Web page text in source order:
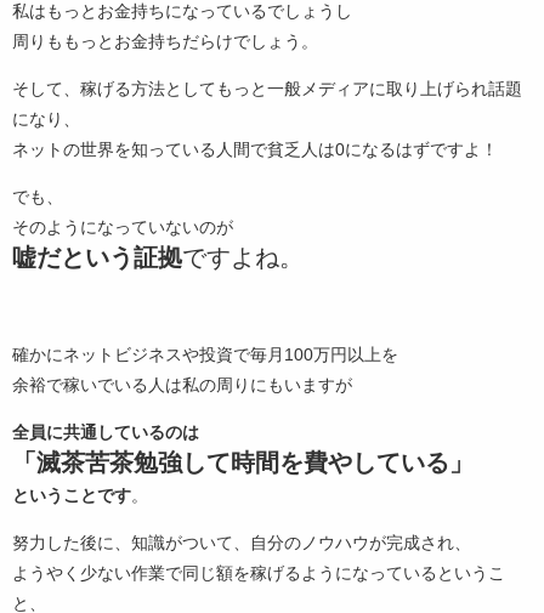
私はもっとお金持ちになっているでしょうし
周りももっとお金持ちだらけでしょう。
そして、稼げる方法としてもっと一般メディアに取り上げられ話題
になり、
ネットの世界を知っている人間で貧乏人は0になるはずですよ！
でも、
そのようになっていないのが
嘘だという証拠ですよね。
確かにネットビジネスや投資で毎月100万円以上を
余裕で稼いでいる人は私の周りにもいますが
全員に共通しているのは
「滅茶苦茶勉強して時間を費やしている」
ということです
努力した後に、知識がついて、自分のノウハウが完成され、
ようやく少ない作業で同じ額を稼げるようになっているというこ
と、